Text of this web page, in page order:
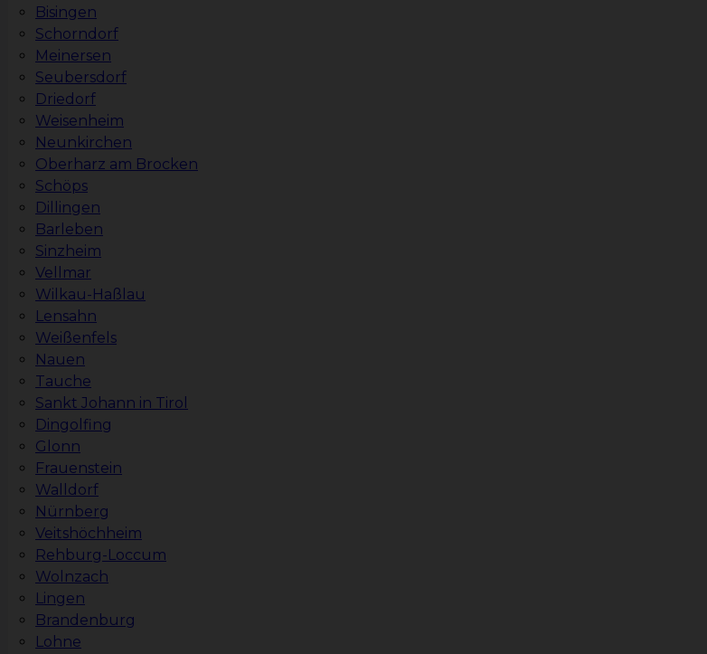
Bisingen
Schorndorf
Meinersen
Seubersdorf
Driedorf
Weisenheim
Neunkirchen
Oberharz am Brocken
Schöps
Dillingen
Barleben
Sinzheim
Vellmar
Wilkau-Haßlau
Lensahn
Weißenfels
Nauen
Tauche
Sankt Johann in Tirol
Dingolfing
Glonn
Frauenstein
Walldorf
Nürnberg
Veitshöchheim
Rehburg-Loccum
Wolnzach
Lingen
Brandenburg
Lohne